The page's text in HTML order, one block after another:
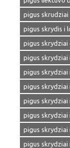
pigus skrudziai
pigus skrydis i
pigus
pigus skrydziai
pigus skrydziai
pigus skrydziai
pigus skrydziai
pigus skrydziai
pigus skrydziai
pigus skrydziai